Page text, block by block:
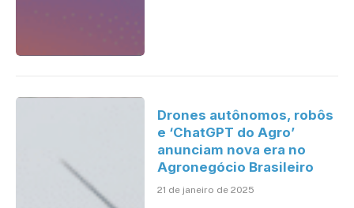
Drones autônomos, robôs
e ‘ChatGPT do Agro’
anunciam nova era no
Agronegócio Brasileiro
21 de janeiro de 2025